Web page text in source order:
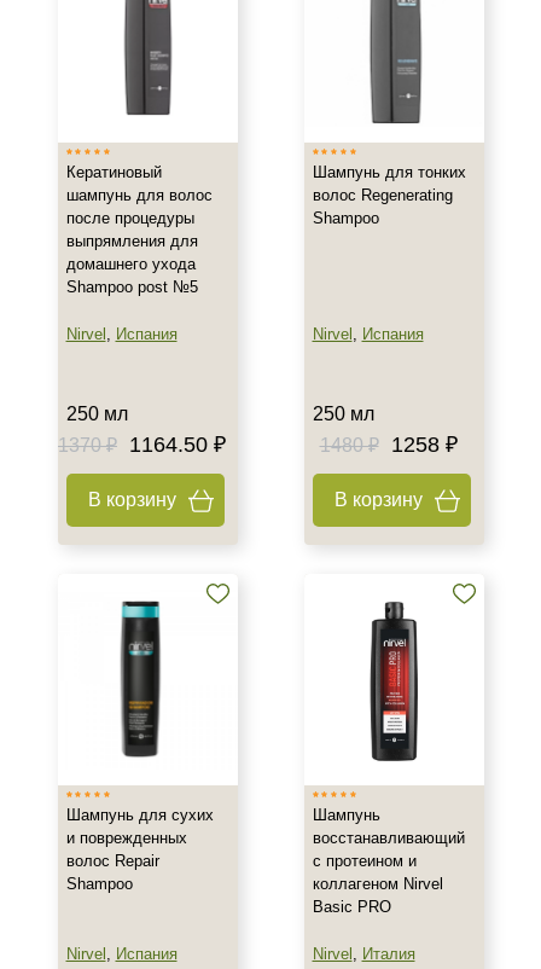
Кератиновый
шампунь для волос
после процедуры
выпрямления для
домашнего ухода
Shampoo post №5
Nirvel , Испания
250 мл
1370 ₽
1164.50 ₽
В корзину
Шампунь для тонких
волос Regenerating
Shampoo
Nirvel , Испания
250 мл
1480 ₽
1258 ₽
В корзину
Шампунь для сухих
и поврежденных
волос Repair
Shampoo
Nirvel , Испания
Шампунь
восстанавливающий
с протеином и
коллагеном Nirvel
Basic PRO
Nirvel , Италия